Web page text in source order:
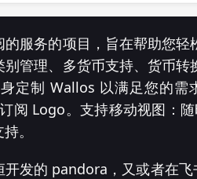
服务的项目，旨在帮助您
管理、多货币支持、货币
定制 Wallos 以满足您的需
阅 Logo。支持移动视图：
。
发的 pandora，又或者在